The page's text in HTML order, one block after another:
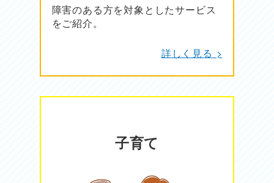
障害のある方を対象としたサービス
をご紹介。
詳しく見る >
子育て